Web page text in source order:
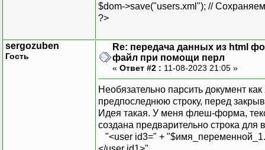
$dom->save("users.xml"); //
?>
sergozuben
Гость
Re: передача данных из html
файл при помощи перл
« Ответ #2 : 11-08-2023 21:05 »
Необязательно парсить документ
предпоследнюю строку, перед
Идея такая. У меня флеш-форма,
создана предварительно строка для
"<user id3=" +